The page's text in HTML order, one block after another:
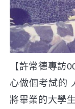
【許常德專訪
心做個考試的
將畢業的大學